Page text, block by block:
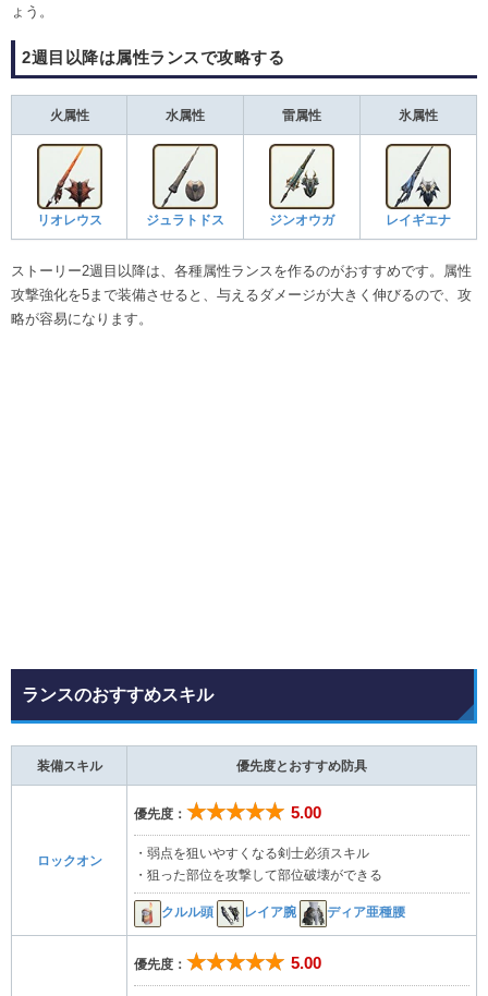
ょう。
2週目以降は属性ランスで攻略する
火属性 水属性 雷属性 氷属性
リオレウス ジュラトドス ジンオウガ レイギエナ
ストーリー2週目以降は、各種属性ランスを作るのがおすすめです。属性
攻撃強化を5まで装備させると、与えるダメージが大きく伸びるので、攻
略が容易になります。
ランスのおすすめスキル
装備スキル 優先度とおすすめ防具
ロックオン
優先度： ★★★★★ 5.00
・弱点を狙いやすくなる剣士必須スキル
・狙った部位を攻撃して部位破壊ができる
クルル頭 レイア腕 ディア亜種腰
優先度： ★★★★★ 5.00